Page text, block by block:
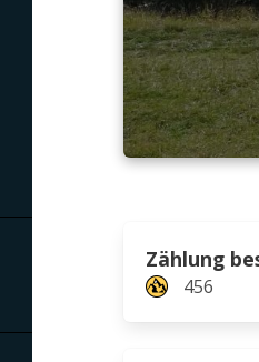
Zählung
456